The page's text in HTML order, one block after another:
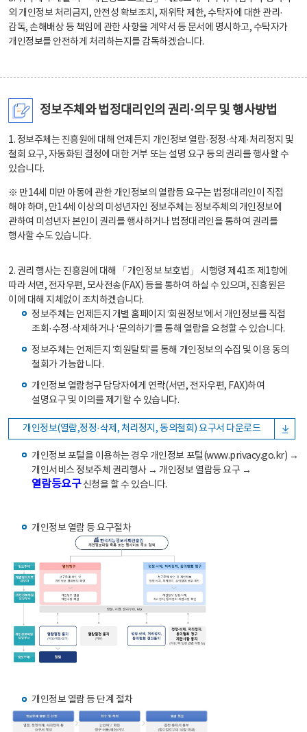
외 개인정보 처리금지, 안전성 확보조치, 재위탁 제한, 수탁자에 대한 관리·
감독, 손해배상 등 책임에 관한 사항을 계약서 등 문서에 명시하고, 수탁자가
개인정보를 안전하게 처리하는지를 감독하겠습니다.
정보주체와 법정대리인의 권리·의무 및 행사방법
1. 정보주체는 진흥원에 대해 언제든지 개인정보 열람·정정·삭제·처리정지 및
철회 요구, 자동화된 결정에 대한 거부 또는 설명 요구 등의 권리를 행사할 수
있습니다.
※ 만14세 미만 아동에 관한 개인정보의 열람등 요구는 법정대리인이 직접
해야 하며, 만14세 이상의 미성년자인 정보주체는 정보주체의 개인정보에
관하여 미성년자 본인이 권리를 행사하거나 법정대리인을 통하여 권리를
행사할 수도 있습니다.
2. 권리 행사는 진흥원에 대해 「개인정보 보호법」 시행령 제41조 제1항에
따라 서면, 전자우편, 모사전송(FAX) 등을 통하여 하실 수 있으며, 진흥원은
이에 대해 지체없이 조치하겠습니다.
정보주체는 언제든지 개별 홈페이지 ‘회원정보’에서 개인정보를 직접
조회·수정·삭제하거나 ‘문의하기’를 통해 열람을 요청할 수 있습니다.
정보주체는 언제든지 ‘회원탈퇴’를 통해 개인정보의 수집 및 이용 동의
철회가 가능합니다.
개인정보 열람청구 담당자에게 연락(서면, 전자우편, FAX)하여
설명요구 및 이의를 제기할 수 있습니다.
개인정보(열람,정정·삭제, 처리정지, 동의철회) 요구서 다운로드
개인정보 포털을 이용하는 경우 개인정보 포털(www.privacy.go.kr) →
개인서비스 정보주체 권리행사 → 개인정보 열람등 요구 →
열람등요구신청을 할 수 있습니다.
개인정보 열람 등 요구절차
개인정보 열람 등 단계 절차